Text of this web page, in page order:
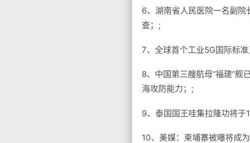
6、湖南省人民医院一名副院
查；;
7、全球首个工业5G国际标
8、中国第三艘航母“福建”舰
海攻防能力；;
9、泰国国王哇集拉隆功将于
10、美媒：柬埔寨被曝将成